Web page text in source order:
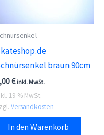
braun 90cm
€ inkl. MwSt.
19 % MwSt.
Versandkosten
In den Warenkorb